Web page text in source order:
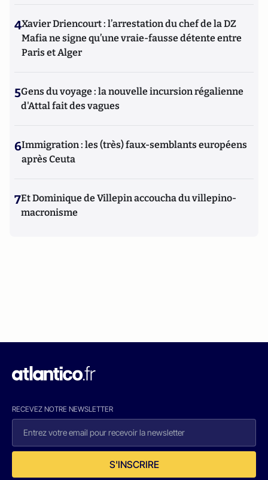
4Xavier Driencourt : l’arrestation du chef de la DZ
Mafia ne signe qu’une vraie-fausse détente entre
Paris et Alger
5Gens du voyage : la nouvelle incursion régalienne
d'Attal fait des vagues
6Immigration : les (très) faux-semblants européens
après Ceuta
7Et Dominique de Villepin accoucha du villepino-
macronisme
RECEVEZ NOTRE NEWSLETTER
S'INSCRIRE